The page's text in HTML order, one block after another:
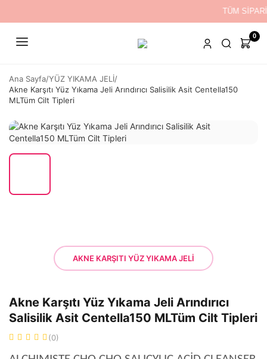
TÜM
0
Ana Sayfa/YÜZ YIKAMA JELİ/
Akne Karşıtı Yüz Yıkama Jeli Arındırıcı Salisilik Asit Centella150
MLTüm Cilt Tipleri
AKNE KARŞITI YÜZ YIKAMA JELİ
Akne Karşıtı Yüz Yıkama Jeli Arındırıcı
Salisilik Asit Centella150 MLTüm Cilt Tipleri
(0)